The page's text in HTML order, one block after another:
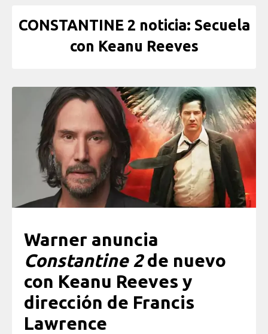
CONSTANTINE 2 noticia: Secuela
con Keanu Reeves
Warner anuncia
Constantine 2de nuevo
con Keanu Reeves y
dirección de Francis
Lawrence